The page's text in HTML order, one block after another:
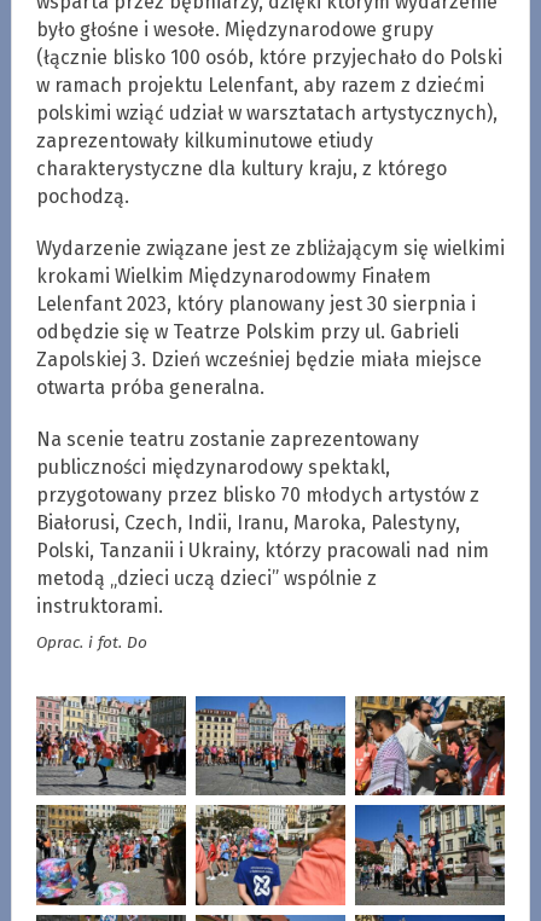
było głośne i wesołe. Międzynarodowe grupy
(łącznie blisko 100 osób, które przyjechało do Polski
w ramach projektu Lelenfant, aby razem z dziećmi
polskimi wziąć udział w warsztatach artystycznych),
zaprezentowały kilkuminutowe etiudy
charakterystyczne dla kultury kraju, z którego
pochodzą.
Wydarzenie związane jest ze zbliżającym się wielkimi
krokami Wielkim Międzynarodowmy Finałem
Lelenfant 2023, który planowany jest 30 sierpnia i
odbędzie się w Teatrze Polskim przy ul. Gabrieli
Zapolskiej 3. Dzień wcześniej będzie miała miejsce
otwarta próba generalna.
Na scenie teatru zostanie zaprezentowany
publiczności międzynarodowy spektakl,
przygotowany przez blisko 70 młodych artystów z
Białorusi, Czech, Indii, Iranu, Maroka, Palestyny,
Polski, Tanzanii i Ukrainy, którzy pracowali nad nim
metodą „dzieci uczą dzieci” wspólnie z
instruktorami.
Oprac. i fot. Do